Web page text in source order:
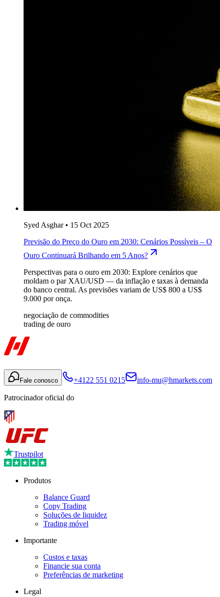
Syed Asghar• 15 Oct 2025
Previsão do Preço do Ouro em 2030: Cenários Possíveis – O
Ouro Continuará Brilhando em 5 Anos?
Perspectivas para o ouro em 2030: Explore cenários que
moldam o par XAU/USD — da inflação e taxas à demanda
do banco central. As previsões variam de US$ 800 a US$
9.000 por onça.
negociação de commodities
trading de ouro
Fale conosco +4122 551 0215 info-mu@hmarkets.com
Patrocinador oficial do
Trustpilot
Produtos
Balance Guard
Copy Trading
Soluções de liquidez
Trading móvel
Importante
Custos e taxas
Financie sua conta
Preferências de marketing
Legal